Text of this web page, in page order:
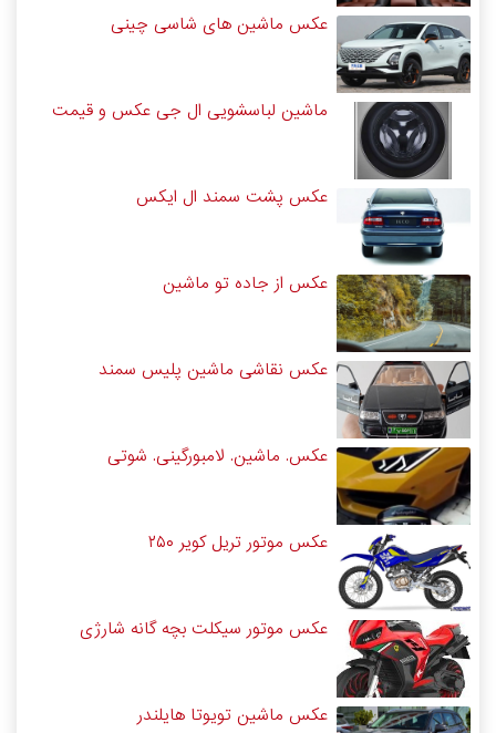
عکس ماشین های شاسی چینی
ماشین لباسشویی ال جی عکس و قیمت
عکس پشت سمند ال ایکس
عکس از جاده تو ماشین
عکس نقاشی ماشین پلیس سمند
عکس. ماشین. لامبورگینی. شوتی
عکس موتور تریل کویر ۲۵۰
عکس موتور سیکلت بچه گانه شارژی
عکس ماشین تویوتا هایلندر